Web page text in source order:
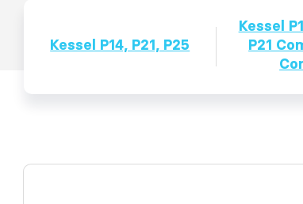
Kessel P14, P21, P25
Kessel
P21